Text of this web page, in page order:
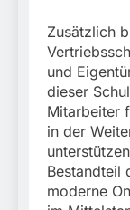
Zusätzlich
und
dieser
Mitarbeiter
in der
Bestandteil
moderne